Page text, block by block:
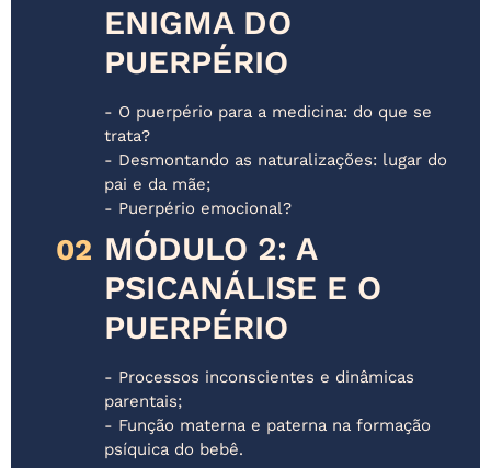
ENIGMA DO
PUERPÉRIO
- O puerpério para a medicina: do que se
trata?
- Desmontando as naturalizações: lugar do
pai e da mãe;
- Puerpério emocional?
02 MÓDULO 2: A
PSICANÁLISE E O
PUERPÉRIO
- Processos inconscientes e dinâmicas
parentais;
- Função materna e paterna na formação
psíquica do bebê.